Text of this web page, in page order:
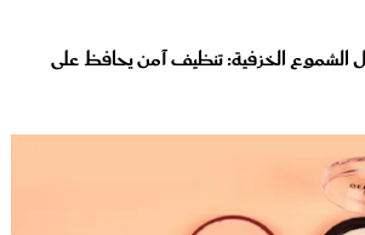
الشموع الخزفية: تنظيف آمن يحافظ على